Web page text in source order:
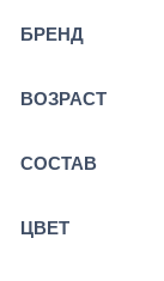
БРЕНД
ВОЗРАСТ
СОСТАВ
ЦВЕТ